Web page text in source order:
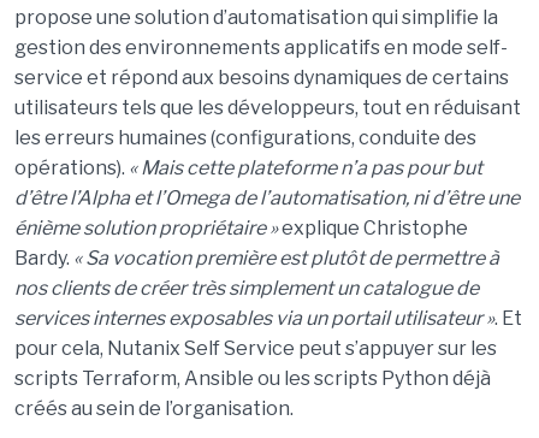
propose une solution d’automatisation qui simplifie la
gestion des environnements applicatifs en mode self-
service et répond aux besoins dynamiques de certains
utilisateurs tels que les développeurs, tout en réduisant
les erreurs humaines (configurations, conduite des
opérations). « Mais cette plateforme n’a pas pour but
d’être l’Alpha et l’Omega de l’automatisation, ni d’être une
énième solution propriétaire »explique Christophe
Bardy. « Sa vocation première est plutôt de permettre à
nos clients de créer très simplement un catalogue de
services internes exposables via un portail utilisateur ». Et
pour cela, Nutanix Self Service peut s’appuyer sur les
scripts Terraform, Ansible ou les scripts Python déjà
créés au sein de l’organisation.